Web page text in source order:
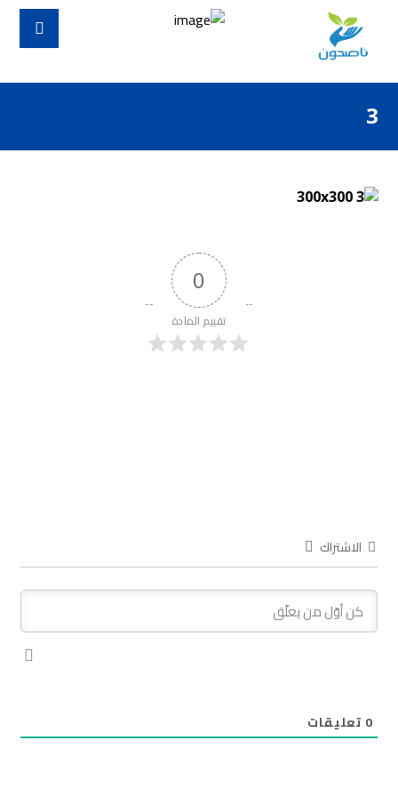
3
0
تقييم المادة
الاشتراك
0 تعليقات